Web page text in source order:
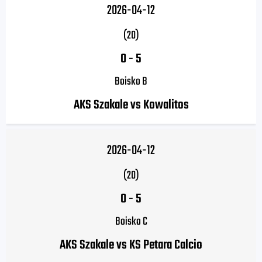
2026-04-12
(20)
0-5
Boisko B
AKS Szakale vs Kowalitos
2026-04-12
(20)
0-5
Boisko C
AKS Szakale vs KS Petara Calcio